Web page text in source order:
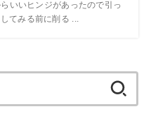
いいヒンジがあったので引っ
てみる前に削る ...
: